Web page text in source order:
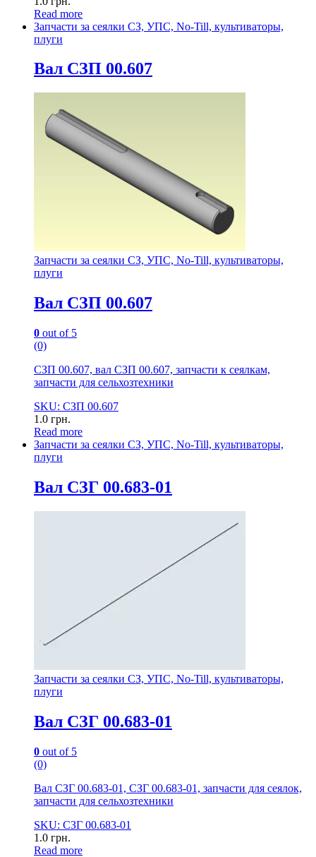
Read more
Запчасти за сеялки СЗ, УПС, No-Till, культиваторы,
плуги
Вал СЗП 00.607
Запчасти за сеялки СЗ, УПС, No-Till, культиваторы,
плуги
Вал СЗП 00.607
0 out of 5
(0)
СЗП 00.607, вал СЗП 00.607, запчасти к сеялкам,
запчасти для сельхозтехники
SKU: СЗП 00.607
1.0 грн.
Read more
Запчасти за сеялки СЗ, УПС, No-Till, культиваторы,
плуги
Вал СЗГ 00.683-01
Запчасти за сеялки СЗ, УПС, No-Till, культиваторы,
плуги
Вал СЗГ 00.683-01
0 out of 5
(0)
Вал СЗГ 00.683-01, СЗГ 00.683-01, запчасти для сеялок,
запчасти для сельхозтехники
SKU: СЗГ 00.683-01
1.0 грн.
Read more